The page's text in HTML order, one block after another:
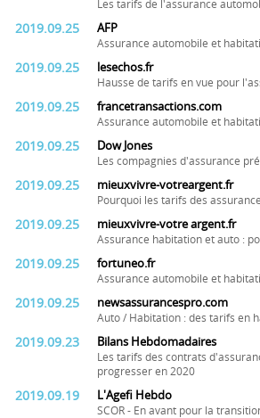
Les tarifs de l'assurance
2019.09.25 AFP
Assurance automobile et
2019.09.25 lesechos.fr
Hausse de tarifs en vue pour
2019.09.25 francetransactions.com
Assurance automobile et
2019.09.25 Dow Jones
Les compagnies d'assurance
2019.09.25 mieuxvivre-votreargent.fr
Pourquoi les tarifs des
2019.09.25 mieuxvivre-votre argent.fr
Assurance habitation et auto :
2019.09.25 fortuneo.fr
Assurance automobile et
2019.09.25 newsassurancespro.com
Auto / Habitation : des tarifs en
2019.09.23 Bilans Hebdomadaires
Les tarifs des contrats
progresser en 2020
2019.09.19 L'Agefi Hebdo
SCOR - En avant pour la